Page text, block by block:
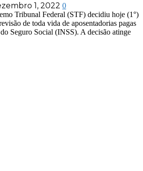
1, 2022 0
Tribunal Federal (STF) decidiu hoje (1°)
de toda vida de aposentadorias pagas
Seguro Social (INSS). A decisão atinge